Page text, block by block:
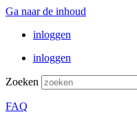
Ga naar de inhoud
inloggen
inloggen
Zoeken
FAQ